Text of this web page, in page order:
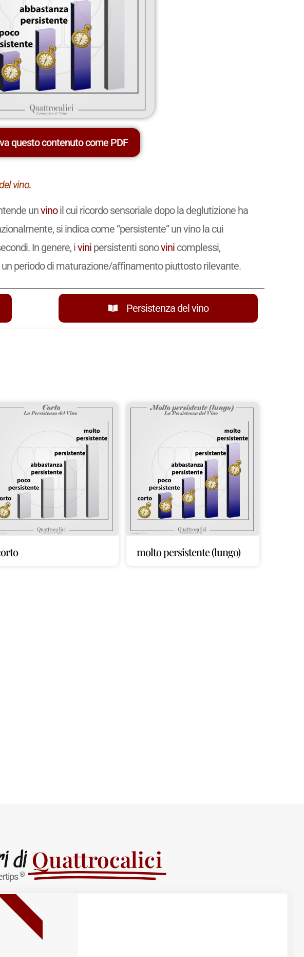
questo contenuto come PDF
vino.
unvinoil cui ricordo sensoriale dopo la deglutizione ha
si indica come “persistente” un vino la cui
In genere, ivini persistenti sonovini complessi,
periodo di maturazione/affinamento piuttosto rilevante.
Persistenza del vino
molto persistente (lungo)
di Quattrocalici
®
BESTSELLER